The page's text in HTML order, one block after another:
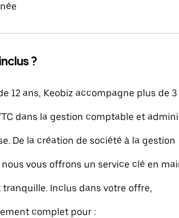
?
12 ans, Keobiz accompagne plus de
dans la gestion comptable et
De la création de société à la gestion
vous offrons un service clé en
tranquille. Inclus dans votre offre,
complet pour :